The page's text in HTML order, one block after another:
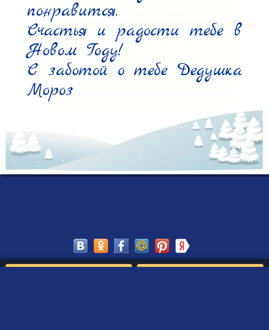
понравится.
Счастья и радости тебе в
Новом Году!
С заботой о тебе Дедушка
Мороз